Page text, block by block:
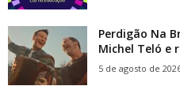
Perdigão Na
Michel Teló e
5 de agosto de